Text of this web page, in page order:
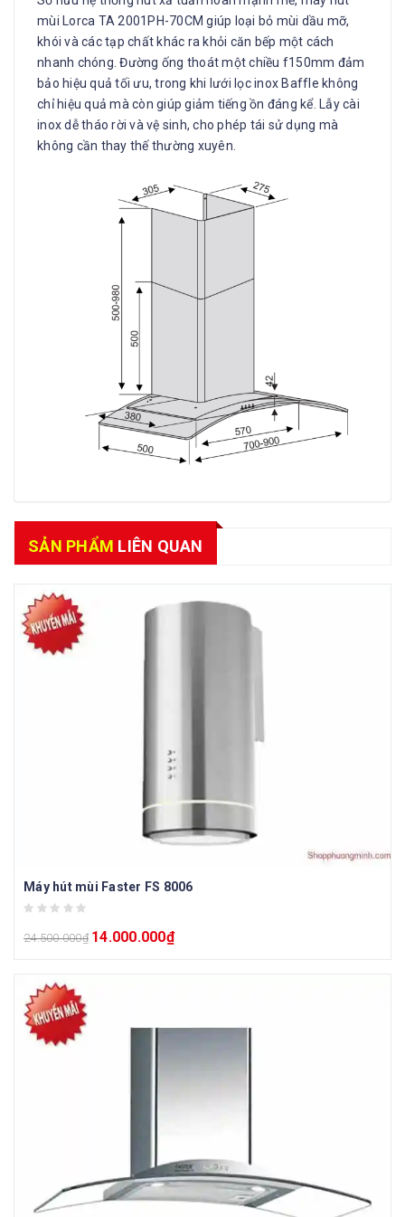
mùi Lorca TA 2001PH-70CM giúp loại bỏ mùi dầu mỡ,
khói và các tạp chất khác ra khỏi căn bếp một cách
nhanh chóng. Đường ống thoát một chiều f150mm đảm
bảo hiệu quả tối ưu, trong khi lưới lọc inox Baffle không
chỉ hiệu quả mà còn giúp giảm tiếng ồn đáng kể. Lẫy cài
inox dễ tháo rời và vệ sinh, cho phép tái sử dụng mà
không cần thay thế thường xuyên.
SẢN PHẨM LIÊN QUAN
Máy hút mùi Faster FS 8006
24.500.000₫ 14.000.000₫